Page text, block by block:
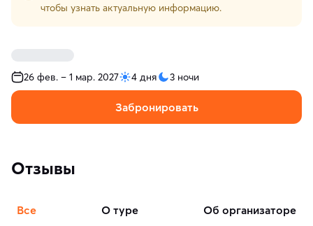
чтобы узнать актуальную информацию.
26 фев. – 1 мар. 2027 4 дня 3 ночи
Забронировать
Отзывы
Все о туре об организаторе